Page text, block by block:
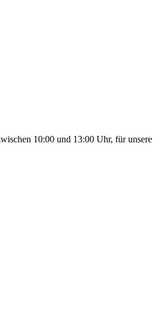
10:00 und 13:00 Uhr, für unsere